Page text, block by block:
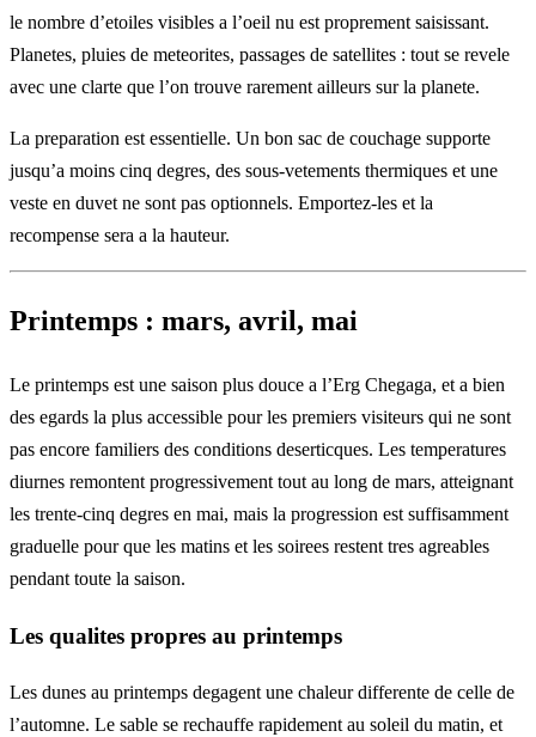
le nombre d’etoiles visibles a l’oeil nu est proprement saisissant.
Planetes, pluies de meteorites, passages de satellites : tout se revele
avec une clarte que l’on trouve rarement ailleurs sur la planete.
La preparation est essentielle. Un bon sac de couchage supporte
jusqu’a moins cinq degres, des sous-vetements thermiques et une
veste en duvet ne sont pas optionnels. Emportez-les et la
recompense sera a la hauteur.
Printemps : mars, avril, mai
Le printemps est une saison plus douce a l’Erg Chegaga, et a bien
des egards la plus accessible pour les premiers visiteurs qui ne sont
pas encore familiers des conditions deserticques. Les temperatures
diurnes remontent progressivement tout au long de mars, atteignant
les trente-cinq degres en mai, mais la progression est suffisamment
graduelle pour que les matins et les soirees restent tres agreables
pendant toute la saison.
Les qualites propres au printemps
Les dunes au printemps degagent une chaleur differente de celle de
l’automne. Le sable se rechauffe rapidement au soleil du matin, et